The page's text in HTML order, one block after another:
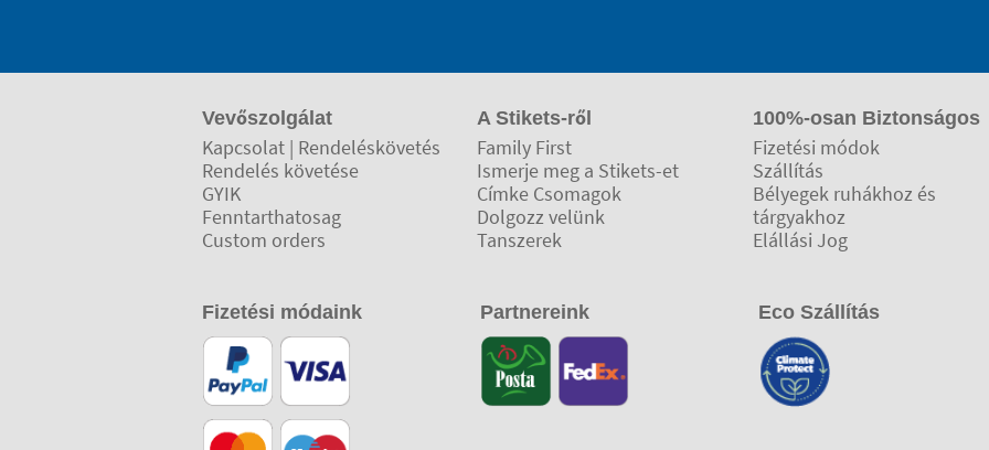
Vevőszolgálat
Kapcsolat | Rendeléskövetés
Rendelés követése
GYIK
Fenntarthatosag
Custom orders
A Stikets-ről
Family First
Ismerje meg a Stikets-et
Címke Csomagok
Dolgozz velünk
Tanszerek
100%-osan Biztonságos
Fizetési módok
Szállítás
Bélyegek ruhákhoz és
tárgyakhoz
Elállási Jog
Fizetési módaink Partnereink Eco Szállítás